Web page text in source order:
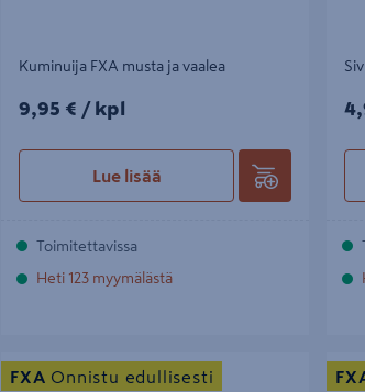
Kuminuija FXA musta ja vaalea
9,95€/kpl
9,95 € / kpl
Lue lisää
Toimitettavissa
Heti 123 myymälästä
Sivuleikkurit FXA 160mm 2-
komponenttikahvat
FXA Onnistu edullisesti